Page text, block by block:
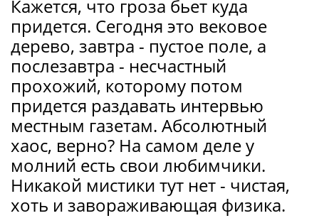
Кажется, что гроза бьет куда
придется. Сегодня это вековое
дерево, завтра - пустое поле, а
послезавтра - несчастный
прохожий, которому потом
придется раздавать интервью
местным газетам. Абсолютный
хаос, верно? На самом деле у
молний есть свои любимчики.
Никакой мистики тут нет - чистая,
хоть и завораживающая физика.